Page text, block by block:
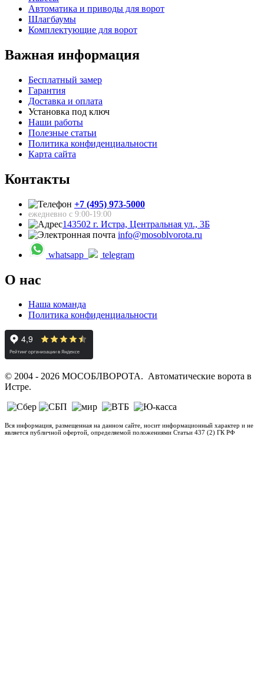
Автоматика и приводы для ворот
Шлагбаумы
Комплектующие для ворот
Важная информация
Бесплатный замер
Гарантия
Доставка и оплата
Установка под ключ
Наши работы
Полезные статьи
Политика конфиденциальности
Карта сайта
Контакты
+7 (495) 973-5000
ежедневно с 9:00-19:00
143502 г. Истра, Центральная ул., 3Б
info@mosoblvorota.ru
whatsapp
telegram
О нас
Наша команда
Политика конфиденциальности
© 2004 - 2026 МОСОБЛВОРОТА. Автоматические ворота в
Истре.
Вся информация, размещенная на данном сайте, носит информационный характер и не
является публичной офертой, определяемой положениями Статьи 437 (2) ГК РФ